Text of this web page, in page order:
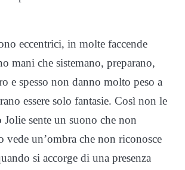
eccentrici, in molte faccende
mani che sistemano, preparano,
e spesso non danno molto peso a
essere solo fantasie. Così non le
sente un suono che non
vede un’ombra che non riconosce
si accorge di una presenza